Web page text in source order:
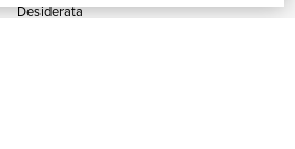
Desiderata